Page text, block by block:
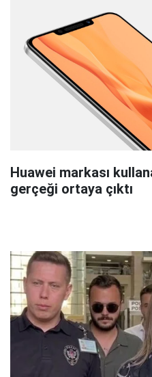
Huawei markası
gerçeği ortaya çıktı